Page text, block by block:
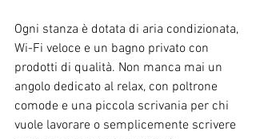
Ogni stanza è dotata di aria condizionata,
Wi-Fi veloce e un bagno privato con
prodotti di qualità. Non manca mai un
angolo dedicato al relax, con poltrone
comode e una piccola scrivania per chi
vuole lavorare o semplicemente scrivere